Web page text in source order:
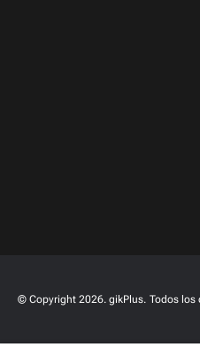
© Copyright 2026. gikPlus. Todos los